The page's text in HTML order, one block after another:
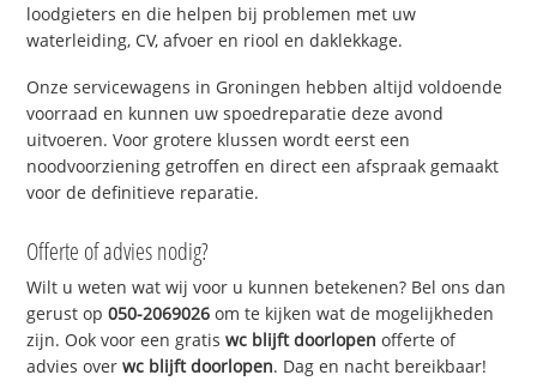
loodgieters en die helpen bij problemen met uw
waterleiding, CV, afvoer en riool en daklekkage.
Onze servicewagens in Groningen hebben altijd voldoende
voorraad en kunnen uw spoedreparatie deze avond
uitvoeren. Voor grotere klussen wordt eerst een
noodvoorziening getroffen en direct een afspraak gemaakt
voor de definitieve reparatie.
Offerte of advies nodig?
Wilt u weten wat wij voor u kunnen betekenen? Bel ons dan
gerust op050-2069026 om te kijken wat de mogelijkheden
zijn. Ook voor een gratiswc blijft doorlopen offerte of
advies overwc blijft doorlopen. Dag en nacht bereikbaar!